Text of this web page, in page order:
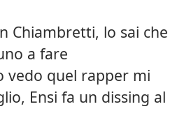
Chiambretti, lo sai che
a fare
vedo quel rapper mi
Ensi fa un dissing al